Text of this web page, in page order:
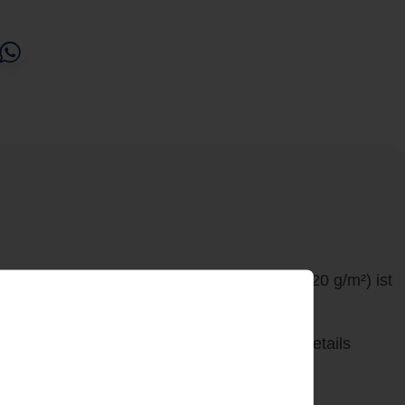
Gefertigt aus
(320 g/m²) ist
ihrer regulären Passform und cleveren Details